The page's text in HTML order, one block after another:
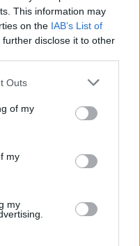
This information may
on the IAB’s List of
further disclose it to other
one or more Google
You may click to
its third-party tags to
in below Google
Outs
of my
my
my
Jelszó
Bejelentkezés
térképes